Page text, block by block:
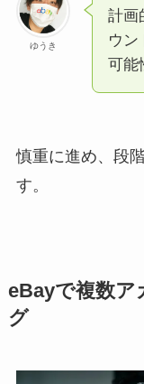
ゆうき
計画
ウン
可能
慎重に進め、段
す。
eBayで複数ア
グ